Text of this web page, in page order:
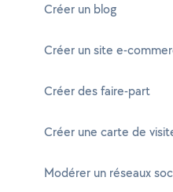
Créer un blog
Créer un site e-
Créer des faire-part
Créer une carte de
Modérer un réseaux